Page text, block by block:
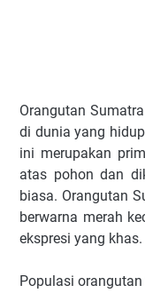
Orangutan
di dunia yang
ini merupakan
atas pohon dan
biasa. Orangutan
berwarna merah
ekspresi yang khas.
Populasi